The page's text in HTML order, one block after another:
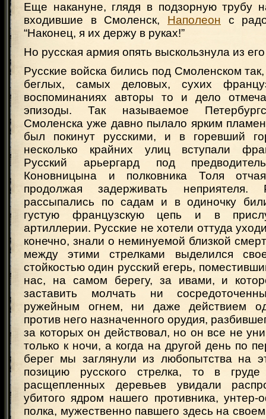
Еще накануне, глядя в подзорную трубу
входившие в Смоленск, Наполеон с
“Наконец, я их держу в руках!”
Но русская армия опять выскользнула из его
Русские войска бились под Смоленском
беглых, самых деловых, сухих
воспоминаниях авторы то и дело
эпизоды. Так называемое
Смоленска уже давно пылало ярким
был покинут русскими, и в горевший
несколько крайних улиц вступали
Русский арьергард под
Коновницына и полковника Толя
продолжая задерживать неприятеля.
рассыпались по садам и в одиночку
густую французскую цепь и в
артиллерии. Русские не хотели оттуда
конечно, знали о неминуемой близкой
между этими стрелками выделился
стойкостью один русский егерь,
нас, на самом берегу, за ивами, и
заставить молчать ни
ружейным огнем, ни даже действием
против него назначенного орудия,
за которых он действовал, но он все не
только к ночи, а когда на другой день по
берег мы заглянули из любопытства на
позицию русского стрелка, то в
расщепленных деревьев увидали
убитого ядром нашего противника, унтер-
полка, мужественно павшего здесь на